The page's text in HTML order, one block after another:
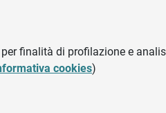
finalità di profilazione e
cookies)